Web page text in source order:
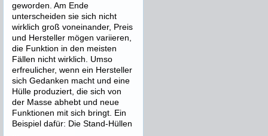
geworden. Am Ende
unterscheiden sie sich nicht
wirklich groß voneinander, Preis
und Hersteller mögen variieren,
die Funktion in den meisten
Fällen nicht wirklich. Umso
erfreulicher, wenn ein Hersteller
sich Gedanken macht und eine
Hülle produziert, die sich von
der Masse abhebt und neue
Funktionen mit sich bringt. Ein
Beispiel dafür: Die Stand-Hüllen